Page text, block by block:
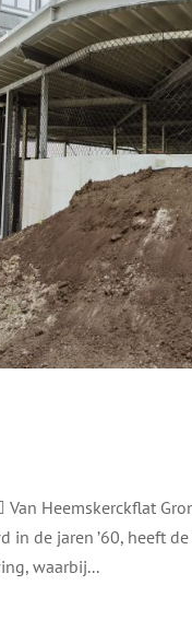
Heemskerckflat
in de jaren ’60, heeft
waarbij...